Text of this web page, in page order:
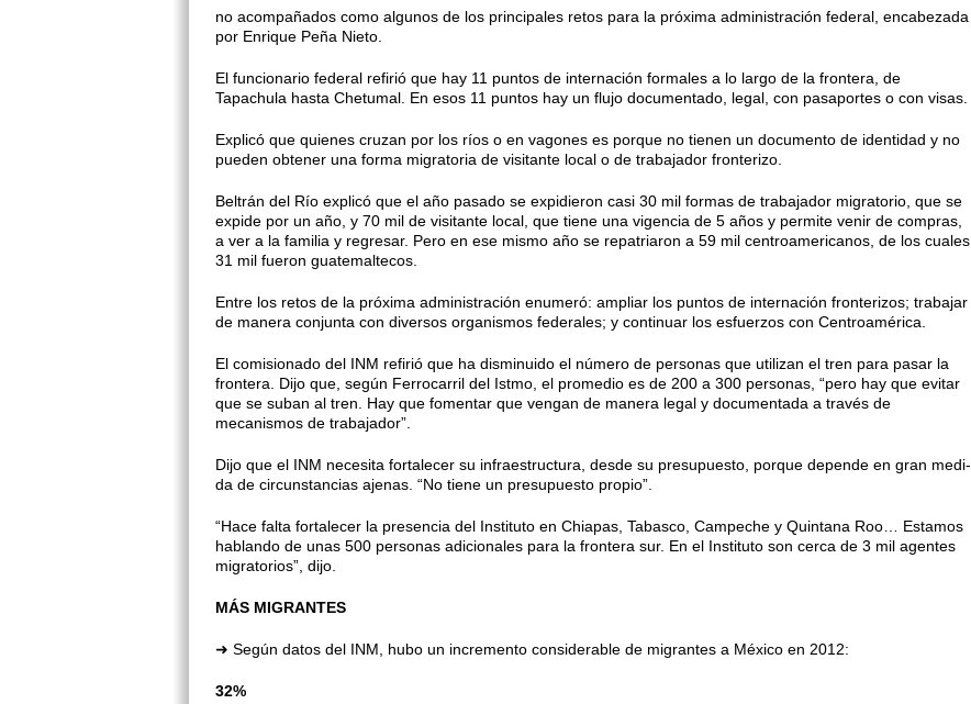
no acompañados como algunos de los principales retos para la próxima ad­ministración federal, encabezada
por Enrique Peña Nieto.
El funcionario federal refirió que hay 11 puntos de internación formales a lo largo de la frontera, de
Tapachula hasta Chetumal. En esos 11 puntos hay un flujo documentado, legal, con pasa­portes o con visas.
Explicó que quienes cruzan por los ríos o en vagones es porque no tie­nen un documento de identidad y no
pueden obtener una forma migrato­ria de visitante local o de trabajador fronterizo.
Beltrán del Río explicó que el año pasado se expidieron casi 30 mil for­mas de trabajador migratorio, que se
expide por un año, y 70 mil de visi­tante local, que tiene una vigencia de 5 años y permite venir de compras,
a ver a la familia y regresar. Pero en ese mismo año se repatriaron a 59 mil cen­troamericanos, de los cuales
31 mil fue­ron guatemaltecos.
Entre los retos de la próxima admi­nistración enumeró: ampliar los pun­tos de internación fronterizos; traba­jar
de manera conjunta con diversos organismos federales; y continuar los esfuerzos con Centroamérica.
El comisionado del INM refirió que ha disminuido el número de personas que utilizan el tren para pasar la
fron­tera. Dijo que, según Ferrocarril del Istmo, el promedio es de 200 a 300 per­sonas, “pero hay que evitar
que se su­ban al tren. Hay que fomentar que ven­gan de manera legal y documentada a través de
mecanismos de trabajador”.
Dijo que el INM necesita fortale­cer su infraestructura, desde su presu­puesto, porque depende en gran medi­
da de circunstancias ajenas. “No tiene un presupuesto propio”.
“Hace falta fortalecer la presen­cia del Instituto en Chiapas, Tabas­co, Campeche y Quintana Roo… Es­tamos
hablando de unas 500 personas adicionales para la frontera sur. En el Instituto son cerca de 3 mil agentes
migratorios”, dijo.
MÁS MIGRANTES
➜ Según datos del INM, hubo un in­cremento considerable de migran­tes a México en 2012:
32%